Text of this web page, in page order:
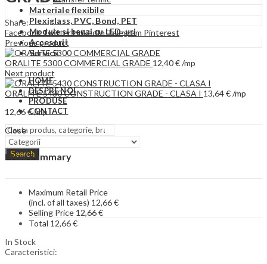
Materiale flexibile
Plexiglass, PVC, Bond, PET
Module si benzi cu LED-uri
Accesorii
Servicii
HOME
DESPRE NOI
PRODUSE
CONTACT
Search
Share:
Facebook TwitterLinkedIn Telegram Pinterest
Previous product
ORALITE 5300 COMMERCIAL GRADE 12,40€/mp
Next product
ORALITE 5430 CONSTRUCTION GRADE - CLASA I 13,64€/mp
12,66€/mp
Close
Price Summary
Maximum Retail Price
(incl. of all taxes) 12,66€
Selling Price 12,66€
Total 12,66€
In Stock
Caracteristici: